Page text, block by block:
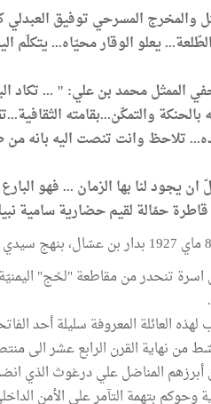
والمخرج المسرحي توفيق
يعلو الوقار محيّاه... يتكلّم
الممثل محمد بن علي: " ... تكاد
والتمكّن...بقامته
تلاحظ وانت تنصت اليه بانه
ان يجود لنا بها الزمان ... فهو
حمّالة لقيم حضارية سامية
تنحدر من مقاطعة "لحْج"
العائلة المعروفة سليلة أحد
من نهاية القرن الرابع عشر الى